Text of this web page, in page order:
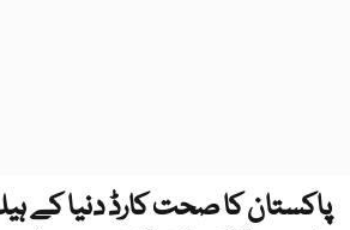
پاکستان کا صحت کارڈ دنیا کے